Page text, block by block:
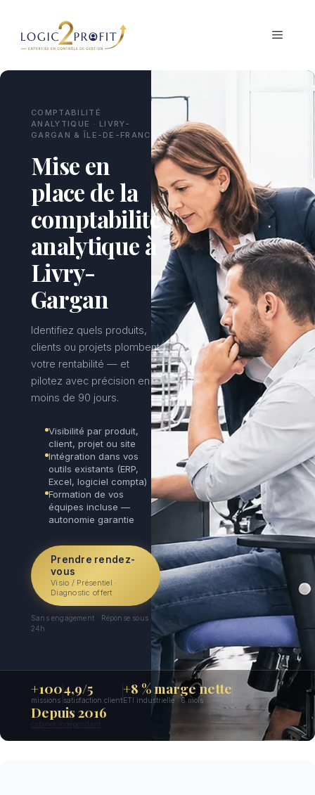
contenu
MENU
COMPTABILITÉ
ANALYTIQUE · LIVRY-
GARGAN & ÎLE-DE-FRANCE
Mise en
place de la
comptabilité
analytique à
Livry-
Gargan
Identifiez quels produits,
clients ou projets plombent
votre rentabilité — et
pilotez avec précision en
moins de 90 jours.
Visibilité par produit,
client, projet ou site
Intégration dans vos
outils existants (ERP,
Excel, logiciel compta)
Formation de vos
équipes incluse —
autonomie garantie
Prendre rendez-
vous
Visio / Présentiel ·
Diagnostic offert
Sans engagement · Réponse sous
24h
+100
missions
4,9/5
satisfaction client
+8 % marge nette
ETI industrielle · 6 mois
Depuis 2016
cabinet indépendant